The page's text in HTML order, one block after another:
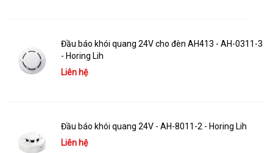
Đầu báo khói quang 24V cho đèn AH413 - AH-0311-3
- Horing Lih
Liên hệ
Đầu báo khói quang 24V - AH-8011-2 - Horing Lih
Liên hệ